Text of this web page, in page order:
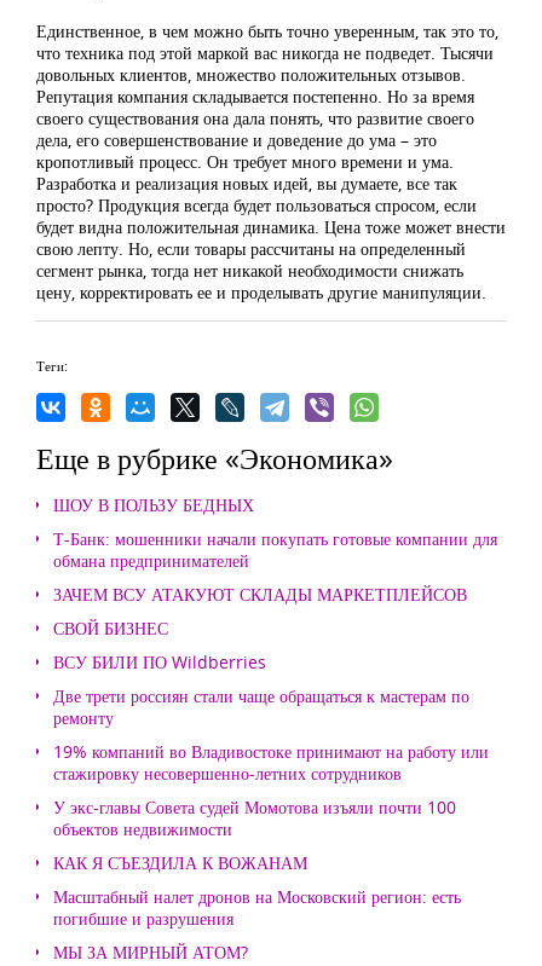
Единственное, в чем можно быть точно уверенным, так это то,
что техника под этой маркой вас никогда не подведет. Тысячи
довольных клиентов, множество положительных отзывов.
Репутация компания складывается постепенно. Но за время
своего существования она дала понять, что развитие своего
дела, его совершенствование и доведение до ума – это
кропотливый процесс. Он требует много времени и ума.
Разработка и реализация новых идей, вы думаете, все так
просто? Продукция всегда будет пользоваться спросом, если
будет видна положительная динамика. Цена тоже может внести
свою лепту. Но, если товары рассчитаны на определенный
сегмент рынка, тогда нет никакой необходимости снижать
цену, корректировать ее и проделывать другие манипуляции.
Теги:
Еще в рубрике «Экономика»
ШОУ В ПОЛЬЗУ БЕДНЫХ
Т-Банк: мошенники начали покупать готовые компании для
обмана предпринимателей
ЗАЧЕМ ВСУ АТАКУЮТ СКЛАДЫ МАРКЕТПЛЕЙСОВ
СВОЙ БИЗНЕС
ВСУ БИЛИ ПО Wildberries
Две трети россиян стали чаще обращаться к мастерам по
ремонту
19% компаний во Владивостоке принимают на работу или
стажировку несовершенно-летних сотрудников
У экс-главы Совета судей Момотова изъяли почти 100
объектов недвижимости
КАК Я СЪЕЗДИЛА К ВОЖАНАМ
Масштабный налет дронов на Московский регион: есть
погибшие и разрушения
МЫ ЗА МИРНЫЙ АТОМ?